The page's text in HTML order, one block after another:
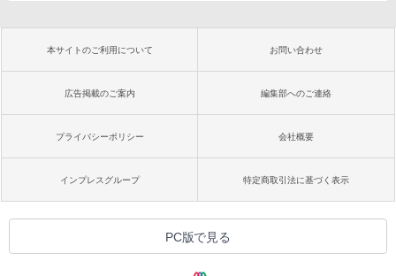
本サイトのご利用について お問い合わせ
広告掲載のご案内 編集部へのご連絡
プライバシーポリシー 会社概要
インプレスグループ 特定商取引法に基づく表示
PC版で見る